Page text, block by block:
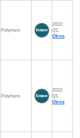
Polymers
2022:
Q1,
Otros
Polymers
2022:
Q1,
Otros